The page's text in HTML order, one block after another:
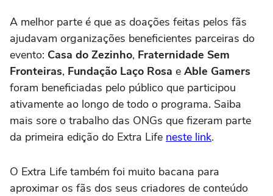
A melhor parte é que as doações feitas pelos fãs
ajudavam organizações beneficientes parceiras do
evento: Casa do Zezinho, Fraternidade Sem
Fronteiras, Fundação Laço Rosa e Able Gamers
foram beneficiadas pelo público que participou
ativamente ao longo de todo o programa. Saiba
mais sore o trabalho das ONGs que fizeram parte
da primeira edição do Extra Life neste link.
O Extra Life também foi muito bacana para
aproximar os fãs dos seus criadores de conteúdo